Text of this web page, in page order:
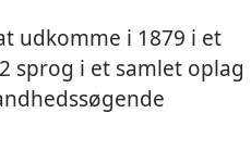
udkomme i 1879 i et
sprog i et samlet oplag